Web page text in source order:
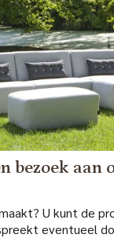
bezoek aan
U kunt de
eventueel